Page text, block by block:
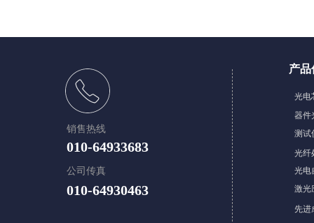
光电
先进
公司传真
010-64933683
010-64930463
产品
销售热线
器件
测试
光纤
光电
激光